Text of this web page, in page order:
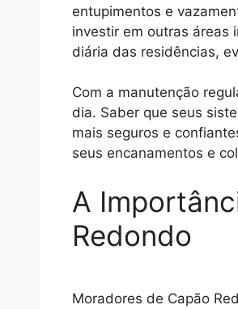
entupimentos e
investir em outras áreas
diária das residências,
Com a manutenção
dia. Saber que seus
mais seguros e
seus encanamentos e
A
Redondo
Moradores de Capão